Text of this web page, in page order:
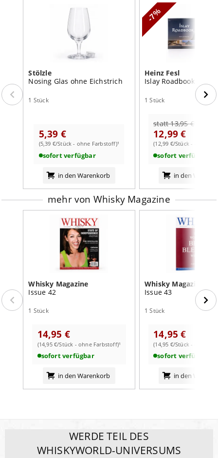
ohne Farbstoff
Stölzle
Nosing Glas ohne Eichstrich
1 Stück
5,39 €
(5,39 €/Stück - ohne Farbstoff)¹
sofort verfügbar
in den Warenkorb
-7%
Heinz Fesl
Islay Roadbook Band
1 Stück
statt 13,95 €*
12,99 €
(12,99 €/Stück - ohne
sofort verfügbar
in den
mehr von Whisky Magazine
Whisky Magazine
Issue 42
1 Stück
14,95 €
(14,95 €/Stück - ohne Farbstoff)¹
sofort verfügbar
in den Warenkorb
Whisky Magazine
Issue 43
1 Stück
14,95 €
(14,95 €/Stück - ohne
sofort verfügbar
in den
WERDE TEIL DES
WHISKYWORLD-UNIVERSUMS